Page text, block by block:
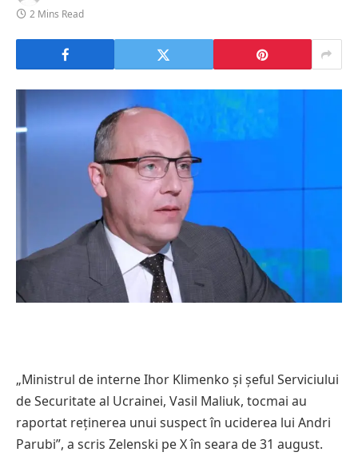
2 Mins Read
„Ministrul de interne Ihor Klimenko și șeful Serviciului
de Securitate al Ucrainei, Vasil Maliuk, tocmai au
raportat reținerea unui suspect în uciderea lui Andri
Parubi”, a scris Zelenski pe X în seara de 31 august.